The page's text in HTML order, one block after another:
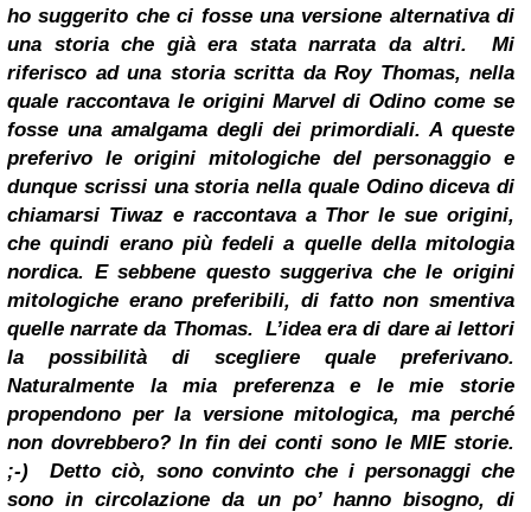
ho suggerito che ci fosse una versione alternativa di
una storia che già era stata narrata da altri.
Mi
riferisco ad una storia scritta da Roy Thomas, nella
quale raccontava le origini Marvel di Odino come se
fosse una amalgama degli dei primordiali. A queste
preferivo le origini mitologiche del personaggio e
dunque scrissi una storia nella quale Odino diceva di
chiamarsi Tiwaz e raccontava a Thor le sue origini,
che quindi erano più fedeli a quelle della mitologia
nordica. E sebbene questo suggeriva che le origini
mitologiche erano preferibili, di fatto non smentiva
quelle narrate da Thomas. L’idea era di dare ai lettori
la possibilità di scegliere quale preferivano.
Naturalmente la mia preferenza e le mie storie
propendono per la versione mitologica, ma perché
non dovrebbero? In fin dei conti sono le MIE storie.
;-)
Detto ciò, sono convinto che i personaggi che
sono in circolazione da un po’ hanno bisogno, di